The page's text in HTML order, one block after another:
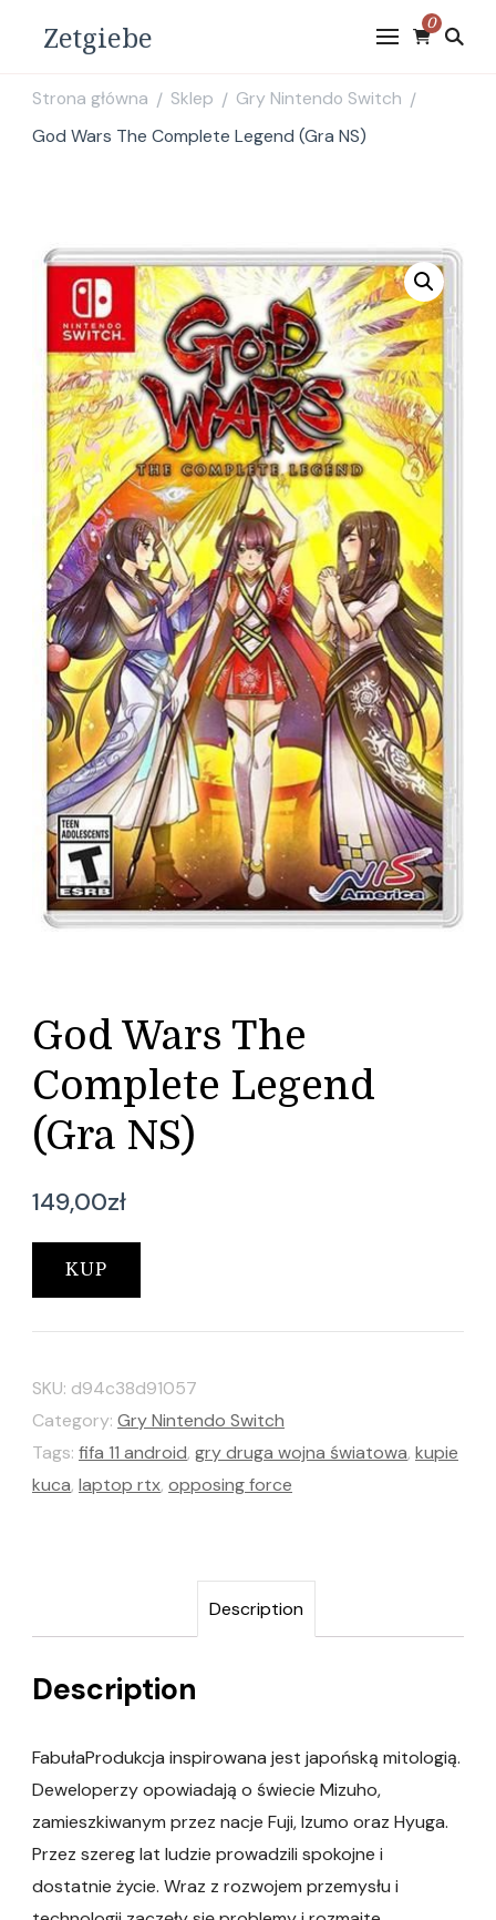
Zetgiebe 0
Strona główna / Sklep / Gry Nintendo Switch /
God Wars The Complete Legend (Gra NS)
God Wars The
Complete Legend
(Gra NS)
149,00zł
KUP
SKU: d94c38d91057
Category: Gry Nintendo Switch
Tags: fifa 11 android, gry druga wojna światowa, kupie
kuca, laptop rtx, opposing force
Description
Description
FabułaProdukcja inspirowana jest japońską mitologią.
Deweloperzy opowiadają o świecie Mizuho,
zamieszkiwanym przez nacje Fuji, Izumo oraz Hyuga.
Przez szereg lat ludzie prowadzili spokojne i
dostatnie życie. Wraz z rozwojem przemysłu i